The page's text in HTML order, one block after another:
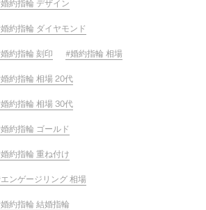
婚約指輪 デザイン
婚約指輪 ダイヤモンド
婚約指輪 刻印 婚約指輪 相場
婚約指輪 相場 20代
婚約指輪 相場 30代
婚約指輪 ゴールド
婚約指輪 重ね付け
エンゲージリング 相場
婚約指輪 結婚指輪